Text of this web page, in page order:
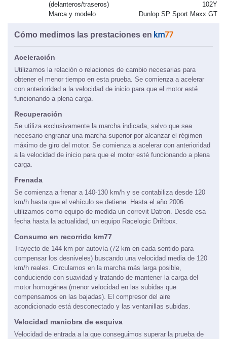
(delanteros/traseros)
Marca y modelo
102Y
Dunlop SP Sport Maxx GT
Cómo medimos las prestaciones en
Aceleración
Utilizamos la relación o relaciones de cambio necesarias para
obtener el menor tiempo en esta prueba. Se comienza a acelerar
con anterioridad a la velocidad de inicio para que el motor esté
funcionando a plena carga.
Recuperación
Se utiliza exclusivamente la marcha indicada, salvo que sea
necesario engranar una marcha superior por alcanzar el régimen
máximo de giro del motor. Se comienza a acelerar con anterioridad
a la velocidad de inicio para que el motor esté funcionando a plena
carga.
Frenada
Se comienza a frenar a 140-130 km/h y se contabiliza desde 120
km/h hasta que el vehículo se detiene. Hasta el año 2006
utilizamos como equipo de medida un correvit Datron. Desde esa
fecha hasta la actualidad, un equipo Racelogic Driftbox.
Consumo en recorrido km77
Trayecto de 144 km por autovía (72 km en cada sentido para
compensar los desniveles) buscando una velocidad media de 120
km/h reales. Circulamos en la marcha más larga posible,
conduciendo con suavidad y tratando de mantener la carga del
motor homogénea (menor velocidad en las subidas que
compensamos en las bajadas). El compresor del aire
acondicionado está desconectado y las ventanillas subidas.
Velocidad maniobra de esquiva
Velocidad de entrada a la que conseguimos superar la prueba de